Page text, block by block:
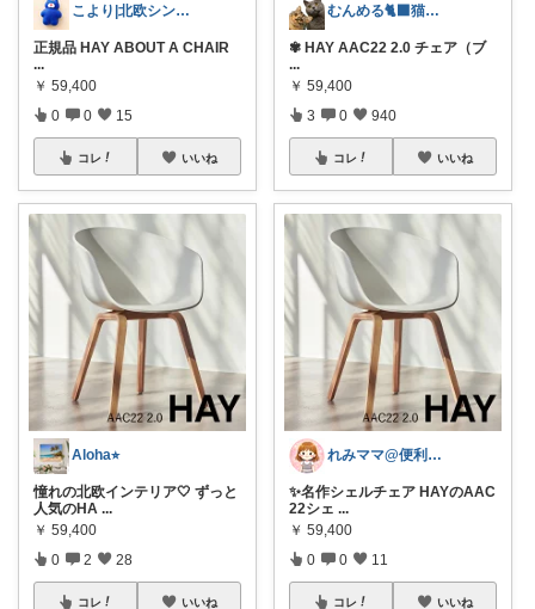
こより|北欧シンプル淡色大好き保育士
正規品 HAY ABOUT A CHAIR
...
￥ 59,400
0 0 15
コレ いいね
Aloha⭐︎
憧れの北欧インテリア🤍 ずっと
人気のHA ...
￥ 59,400
0 2 28
コレ いいね
むんめる🐈‍⬛猫と快適ライフ🐈朝コレ
✾ HAY AAC22 2.0 チェア（ブ
...
￥ 59,400
3 0 940
コレ いいね
れみママ@便利雑貨¸¸kids
✨名作シェルチェア HAYのAAC
22シェ ...
￥ 59,400
0 0 11
コレ いいね